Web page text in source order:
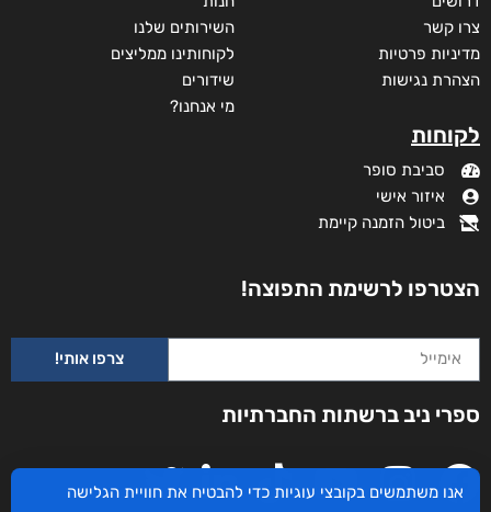
צרו קשר
מדיניות פרטיות
הצהרת נגישות
לקוחות
סביבת סופר
איזור אישי
ביטול הזמנה קיימת
השירותים שלנו
לקוחותינו ממליצים
שידורים
מי אנחנו?
הצטרפו לרשימת התפוצה!
צרפו אותי!
ספרי ניב ברשתות החברתיות
אנו משתמשים בקובצי עוגיות כדי להבטיח את חוויית הגלישה